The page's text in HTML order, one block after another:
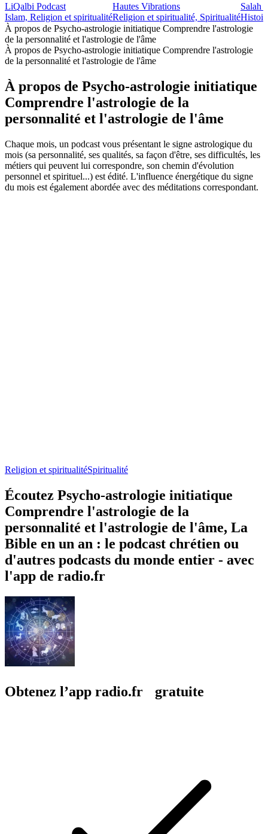
LiQalbi Podcast
Islam, Religion et spiritualité
Hautes Vibrations
Religion et spiritualité, Spiritualité
Salah
À propos de Psycho-astrologie initiatique Comprendre l'astrologie
de la personnalité et l'astrologie de l'âme
À propos de Psycho-astrologie initiatique Comprendre l'astrologie
de la personnalité et l'astrologie de l'âme
À propos de Psycho-astrologie initiatique
Comprendre l'astrologie de la
personnalité et l'astrologie de l'âme
Chaque mois, un podcast vous présentant le signe astrologique du
mois (sa personnalité, ses qualités, sa façon d'être, ses difficultés, les
métiers qui peuvent lui correspondre, son chemin d'évolution
personnel et spirituel...) est édité. L'influence énergétique du signe
du mois est également abordée avec des méditations correspondant.
Religion et spiritualitéSpiritualité
Écoutez Psycho-astrologie initiatique
Comprendre l'astrologie de la
personnalité et l'astrologie de l'âme, La
Bible en un an : le podcast chrétien ou
d'autres podcasts du monde entier - avec
l'app de radio.fr
Obtenez l’app radio.fr gratuite